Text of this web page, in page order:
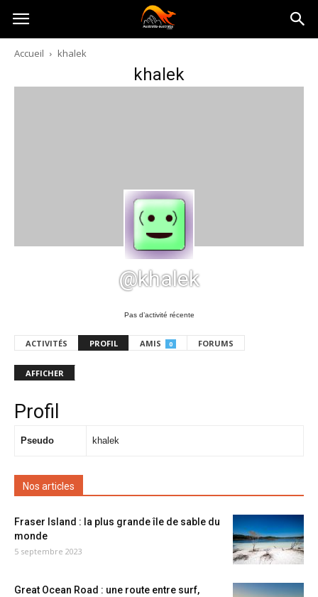
Australia-
australie.com
Accueil khalek
khalek
@khalek
Pas d’activité récente
ACTIVITÉS PROFIL AMIS 0 FORUMS
AFFICHER
Profil
Pseudo khalek
Nos articles
Fraser Island : la plus grande île de sable du
monde
5 septembre 2023
Great Ocean Road : une route entre surf,